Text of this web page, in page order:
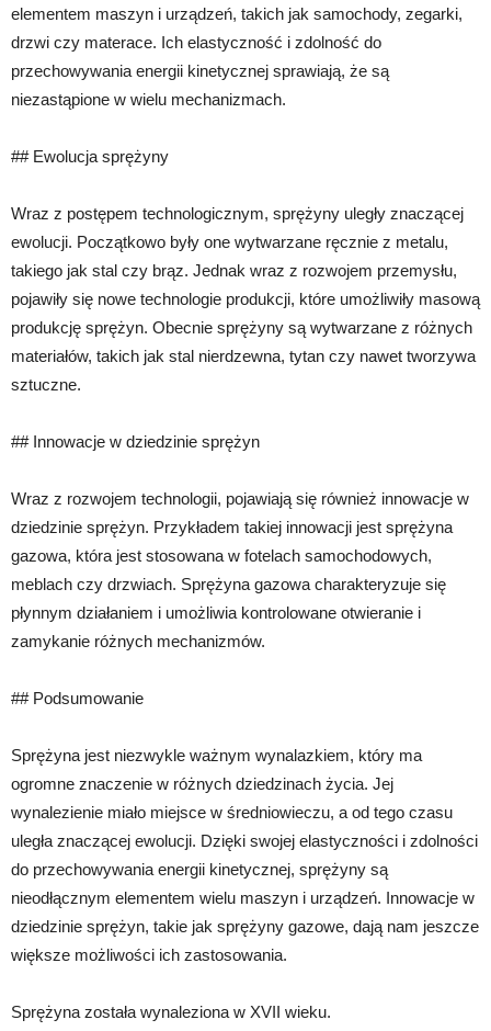
elementem maszyn i urządzeń, takich jak samochody, zegarki,
drzwi czy materace. Ich elastyczność i zdolność do
przechowywania energii kinetycznej sprawiają, że są
niezastąpione w wielu mechanizmach.
## Ewolucja sprężyny
Wraz z postępem technologicznym, sprężyny uległy znaczącej
ewolucji. Początkowo były one wytwarzane ręcznie z metalu,
takiego jak stal czy brąz. Jednak wraz z rozwojem przemysłu,
pojawiły się nowe technologie produkcji, które umożliwiły masową
produkcję sprężyn. Obecnie sprężyny są wytwarzane z różnych
materiałów, takich jak stal nierdzewna, tytan czy nawet tworzywa
sztuczne.
## Innowacje w dziedzinie sprężyn
Wraz z rozwojem technologii, pojawiają się również innowacje w
dziedzinie sprężyn. Przykładem takiej innowacji jest sprężyna
gazowa, która jest stosowana w fotelach samochodowych,
meblach czy drzwiach. Sprężyna gazowa charakteryzuje się
płynnym działaniem i umożliwia kontrolowane otwieranie i
zamykanie różnych mechanizmów.
## Podsumowanie
Sprężyna jest niezwykle ważnym wynalazkiem, który ma
ogromne znaczenie w różnych dziedzinach życia. Jej
wynalezienie miało miejsce w średniowieczu, a od tego czasu
uległa znaczącej ewolucji. Dzięki swojej elastyczności i zdolności
do przechowywania energii kinetycznej, sprężyny są
nieodłącznym elementem wielu maszyn i urządzeń. Innowacje w
dziedzinie sprężyn, takie jak sprężyny gazowe, dają nam jeszcze
większe możliwości ich zastosowania.
Sprężyna została wynaleziona w XVII wieku.